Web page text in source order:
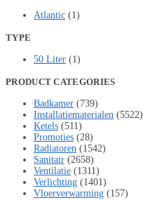
Atlantic (1)
TYPE
50 Liter (1)
PRODUCT CATEGORIES
Badkamer (739)
Installatiematerialen (5522)
Ketels (511)
Promoties (28)
Radiatoren (1542)
Sanitair (2658)
Ventilatie (1311)
Verlichting (1401)
Vloerverwarming (157)